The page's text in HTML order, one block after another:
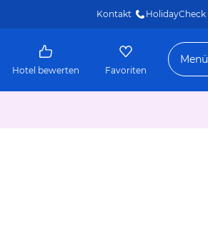
Kontakt HolidayCheck
Hotel bewerten Favoriten
Menü